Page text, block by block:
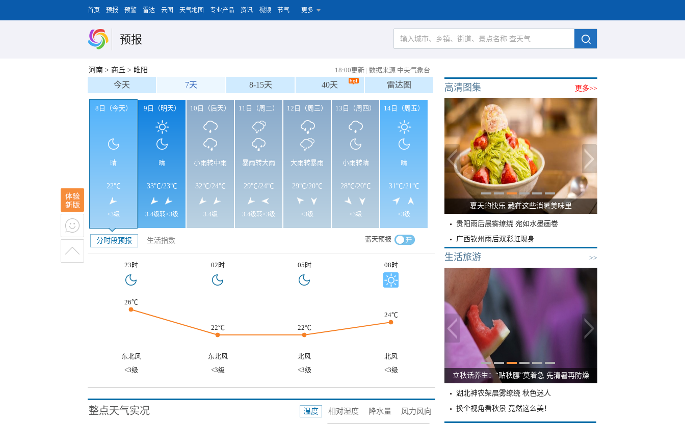
首页 预报 预警 雷达 云图 天气地图 专业产品 资讯 视频 节气 更多
预报
河南 > 商丘 > 睢阳 18:00更新 | 数据来源 中央气象台
今天 7天 8-15天 40天 雷达图
8日（今天）
晴
22℃
<3级
9日（明天）
晴
33℃/23℃
3-4级转<3级
10日（后天）
小雨转中雨
32℃/24℃
3-4级
11日（周二）
暴雨转大雨
29℃/24℃
3-4级转<3级
12日（周三）
大雨转暴雨
29℃/20℃
<3级
13日（周四）
小雨转晴
28℃/20℃
<3级
14日（周五）
晴
31℃/21℃
<3级
分时段预报 生活指数 蓝天预报
23时 02时 05时 08时
26℃
22℃ 22℃
24℃
东北风 东北风 北风
北风
<3级
<3级 <3级 <3级
整点天气实况 温度 相对湿度 降水量 风力风向
更多>>
高清图集
广西南宁：盛夏里的“绿野仙踪”
贵阳雨后晨雾缭绕 宛如水墨画卷
广西钦州雨后双彩虹现身
>>
生活旅游
雨后峨眉沟壑尽显 金顶显真容
湖北神农架晨雾缭绕 秋色迷人
换个视角看秋景 竟然这么美！